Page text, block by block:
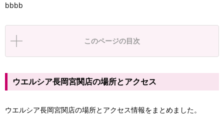
bbbb
このページの目次
ウエルシア長岡宮関店の場所とアクセス
ウエルシア長岡宮関店の場所とアクセス情報をまとめました。